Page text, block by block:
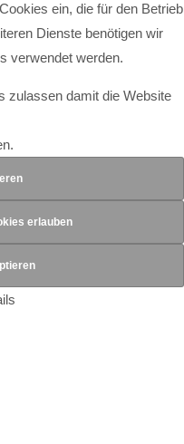
ein, die für den Betrieb
Dienste benötigen wir
verwendet werden.
zulassen damit die Website